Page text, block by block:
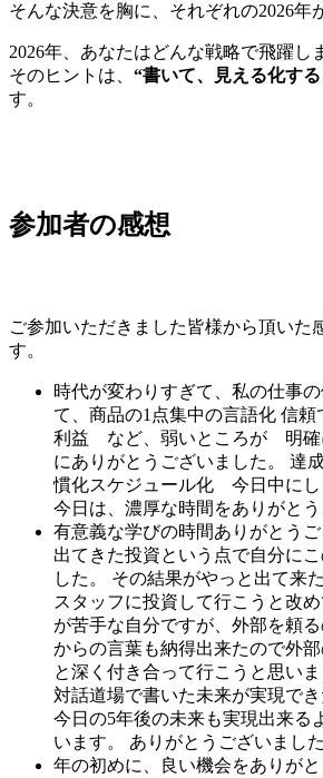
そんな決意を胸に、それぞれの2026年
2026年、あなたはどんな戦略で飛躍し
そのヒントは、 “書いて、見える化す
す。
参加者の感想
ご参加いただきました皆様から頂いた
す。
時代が変わりすぎて、私の仕事
て、商品の1点集中の言語化 信頼
利益 など、弱いところが 明確
にありがとうございました。 達
慣化スケジュール化 今日中にし
今日は、濃厚な時間をありがとう
有意義な学びの時間ありがとう
出てきた投資という点で自分に
した。 その結果がやっと出て来
スタッフに投資して行こうと改
が苦手な自分ですが、外部を頼
からの言葉も納得出来たので外
と深く付き合って行こうと思い
対話道場で書いた未来が実現で
今日の5年後の未来も実現出来る
います。 ありがとうございました
年の初めに、良い機会をありが